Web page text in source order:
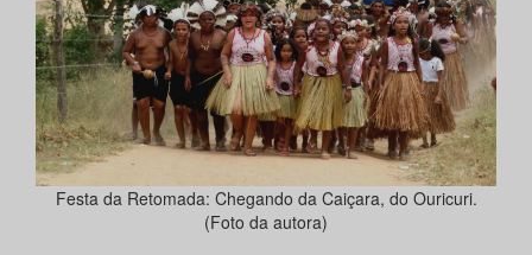
Festa da Retomada: Chegando da Caiçara, do Ouricuri.
(Foto da autora)